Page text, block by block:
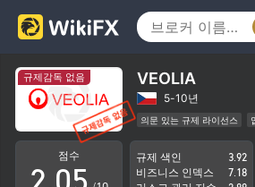
규제감독 없음 VEOLIA
5-10년
의문 있는 규제 라이선스
잠재적 위험성이 높음
점수
0
1
1
2
3
4
규제 색인
3.92
비즈니스 인덱스
7.18